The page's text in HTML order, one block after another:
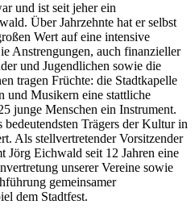
und ist seit jeher ein
Über Jahrzehnte hat er selbst
Wert auf eine intensive
Anstrengungen, auch finanzieller
und Jugendlichen sowie die
tragen Früchte: die Stadtkapelle
und Musikern eine stattliche
junge Menschen ein Instrument.
bedeutendsten Trägers der Kultur in
Als stellvertretender Vorsitzender
Jörg Eichwald seit 12 Jahren eine
unserer Vereine sowie
gemeinsamer
dem Stadtfest.